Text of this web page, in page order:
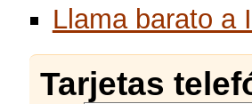
Llama barato a
Tarjetas